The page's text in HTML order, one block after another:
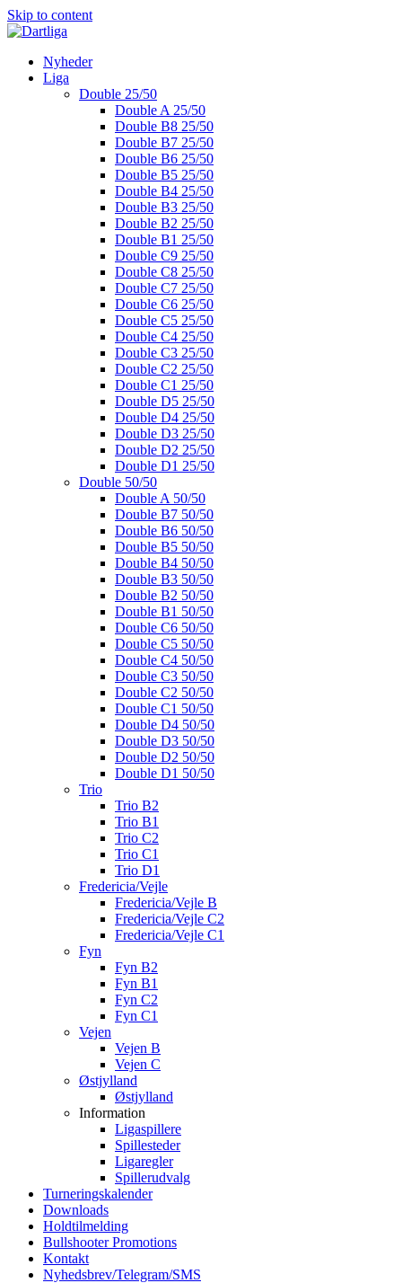
Skip to content
Nyheder
Liga
Double 25/50
Double A 25/50
Double B8 25/50
Double B7 25/50
Double B6 25/50
Double B5 25/50
Double B4 25/50
Double B3 25/50
Double B2 25/50
Double B1 25/50
Double C9 25/50
Double C8 25/50
Double C7 25/50
Double C6 25/50
Double C5 25/50
Double C4 25/50
Double C3 25/50
Double C2 25/50
Double C1 25/50
Double D5 25/50
Double D4 25/50
Double D3 25/50
Double D2 25/50
Double D1 25/50
Double 50/50
Double A 50/50
Double B7 50/50
Double B6 50/50
Double B5 50/50
Double B4 50/50
Double B3 50/50
Double B2 50/50
Double B1 50/50
Double C6 50/50
Double C5 50/50
Double C4 50/50
Double C3 50/50
Double C2 50/50
Double C1 50/50
Double D4 50/50
Double D3 50/50
Double D2 50/50
Double D1 50/50
Trio
Trio B2
Trio B1
Trio C2
Trio C1
Trio D1
Fredericia/Vejle
Fredericia/Vejle B
Fredericia/Vejle C2
Fredericia/Vejle C1
Fyn
Fyn B2
Fyn B1
Fyn C2
Fyn C1
Vejen
Vejen B
Vejen C
Østjylland
Østjylland
Information
Ligaspillere
Spillesteder
Ligaregler
Spillerudvalg
Turneringskalender
Downloads
Holdtilmelding
Bullshooter Promotions
Kontakt
Nyhedsbrev/Telegram/SMS